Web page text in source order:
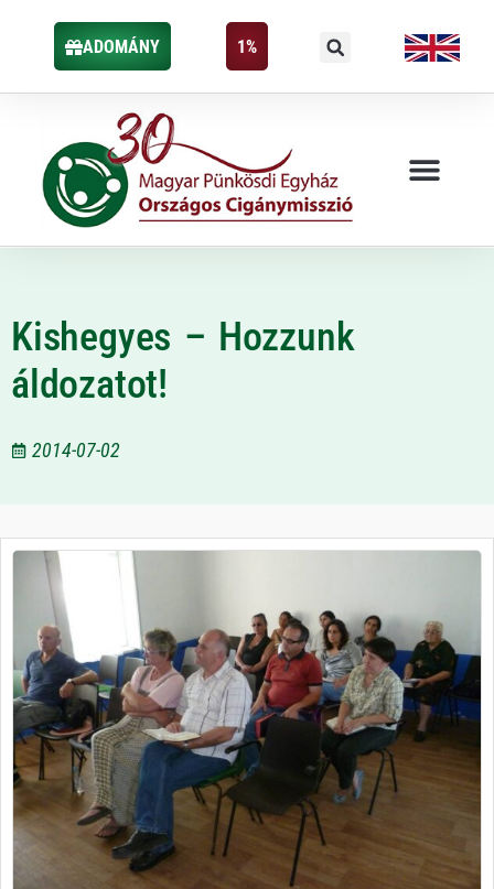
ADOMÁNY 1%
Kishegyes – Hozzunk
áldozatot!
2014-07-02